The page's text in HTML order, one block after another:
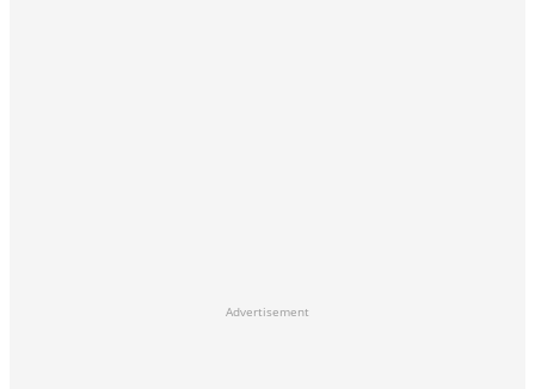
Advertisement